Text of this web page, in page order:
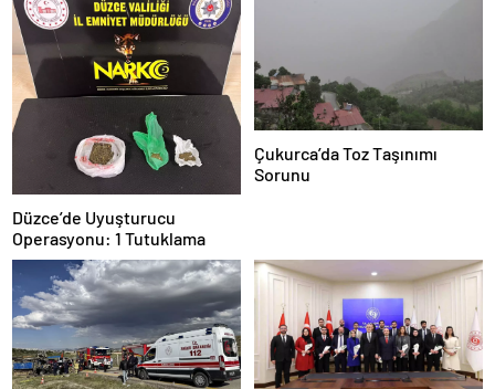
Düzce’de Uyuşturucu
Operasyonu: 1 Tutuklama
Çukurca’da Toz Taşınımı
Sorunu